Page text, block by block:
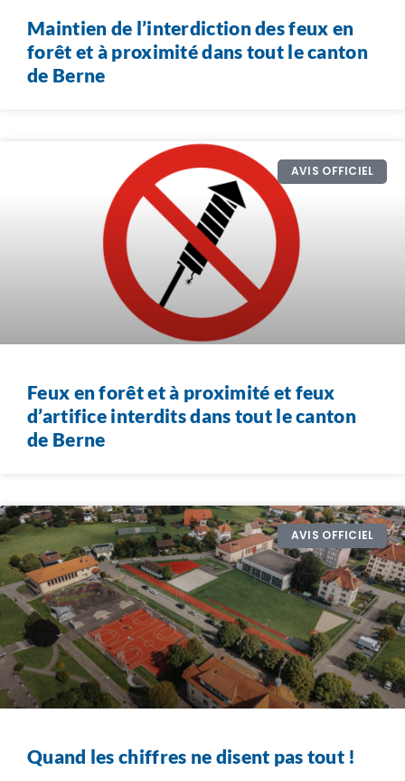
Maintien de l’interdiction des feux en
forêt et à proximité dans tout le canton
de Berne
AVIS OFFICIEL
Feux en forêt et à proximité et feux
d’artifice interdits dans tout le canton
de Berne
AVIS OFFICIEL
Quand les chiffres ne disent pas tout !